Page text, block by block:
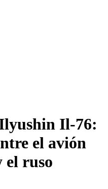
Il-76:
el avión
el ruso